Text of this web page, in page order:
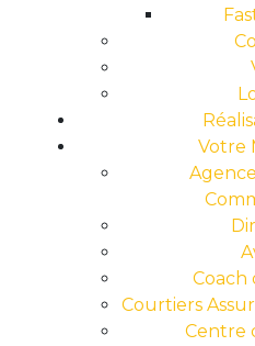
Votre
Coach
Courtiers
Centre